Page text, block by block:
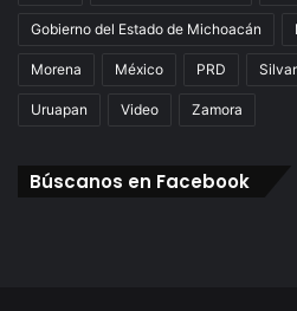
Gobierno del Estado de Michoacán
Morena México PRD
Uruapan Video Zamora
Búscanos en Facebook